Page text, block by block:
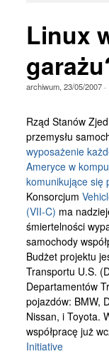
Archiwum
Aktualności
Krótkie
Jak pisać
Kontakt
Linux
archiwum, 23/05/2007·
Rząd Stanów
przemysłu
wyposażenie
Ameryce w
komunikujące się
Konsorcjum
(VII-C) ma
śmiertelności
samochody
Budżet projektu
Transportu U.S.
Departamentów
pojazdów: BMW,
Nissan, i Toyota.
współpracę już
Initiative